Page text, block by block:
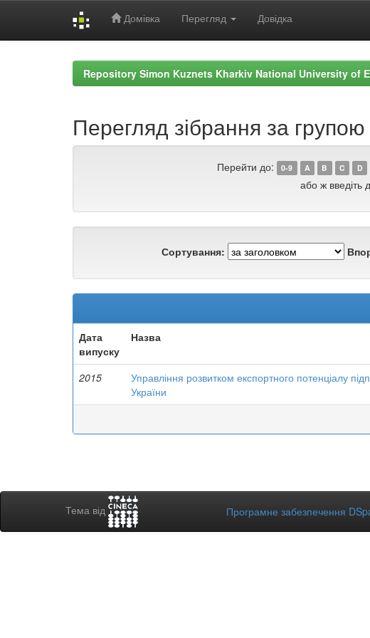
Домівка Перегляд Довідка
Repository Simon Kuznets Kharkiv National University of
Перегляд зібрання за
Перейти до: 0-9 A B C D
або ж введіть
Сортування:
Дата
випуску
Назва
2015
Управління розвитком експортного потенціалу
України
Тема від Програмне забезпечення